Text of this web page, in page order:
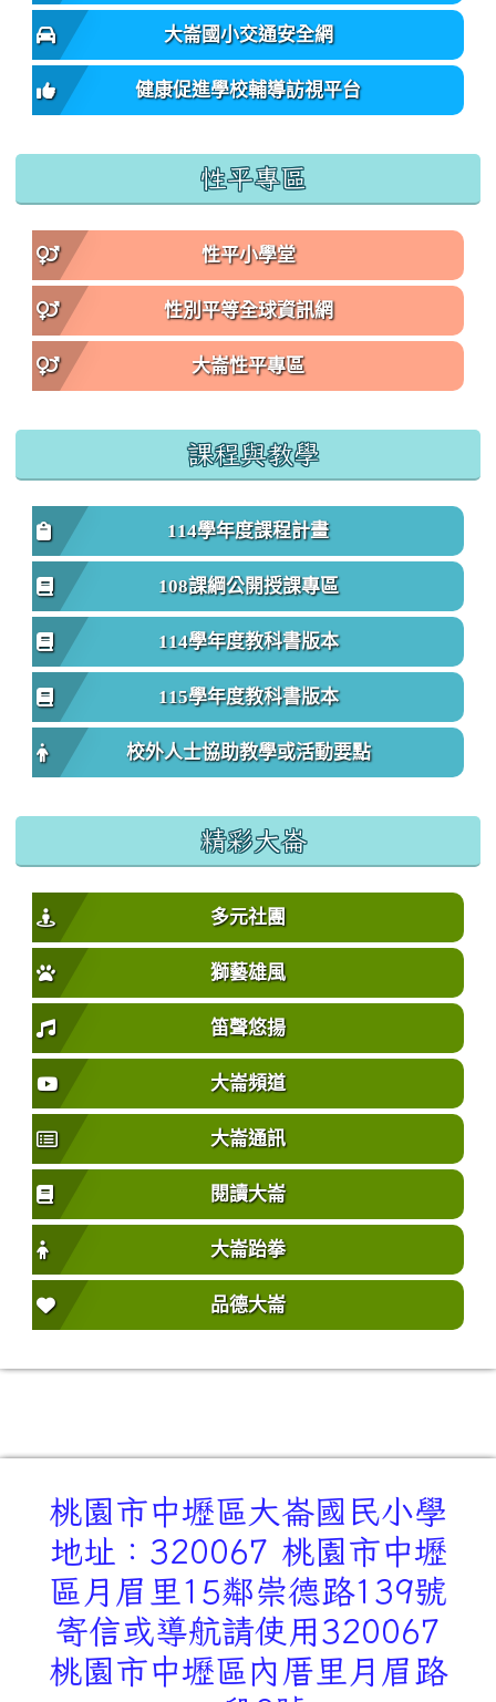
大崙國小交通安全網
健康促進學校輔導訪視平台
性平專區
性平小學堂
性別平等全球資訊網
大崙性平專區
課程與教學
114學年度課程計畫
108課綱公開授課專區
114學年度教科書版本
115學年度教科書版本
校外人士協助教學或活動要點
精彩大崙
多元社團
獅藝雄風
笛聲悠揚
大崙頻道
大崙通訊
閱讀大崙
大崙跆拳
品德大崙
桃園市中壢區大崙國民小學
地址：320067 桃園市中壢
區月眉里15鄰崇德路139號
寄信或導航請使用320067
桃園市中壢區內厝里月眉路